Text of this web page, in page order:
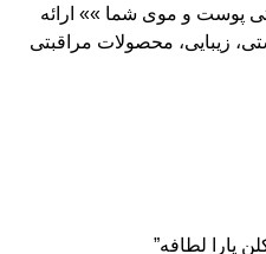
پوست و موی شما »» ارائه
زیبایی، محصولات مراقبتی
یارا لطافه”